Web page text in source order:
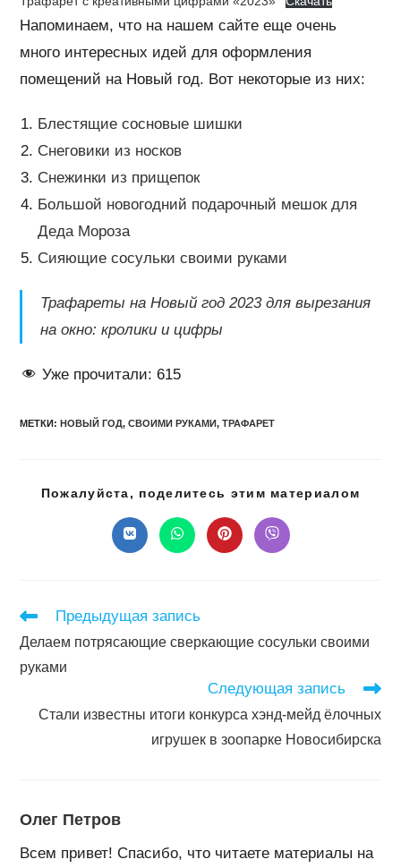
Напоминаем, что на нашем сайте еще очень
много интересных идей для оформления
помещений на Новый год. Вот некоторые из них:
Блестящие сосновые шишки
Снеговики из носков
Снежинки из прищепок
Большой новогодний подарочный мешок для
Деда Мороза
Сияющие сосульки своими руками
Трафареты на Новый год 2023 для вырезания
на окно: кролики и цифры
Уже прочитали: 615
МЕТКИ:НОВЫЙ ГОД, СВОИМИ РУКАМИ, ТРАФАРЕТ
Пожалуйста, поделитесь этим материалом
Открывается
в
Открывается
в
Открывается
в
Открывается
в
Читать
статьи
Предыдущая запись
Делаем потрясающие сверкающие сосульки своими
руками
Следующая запись
Стали известны итоги конкурса хэнд-мейд ёлочных
игрушек в зоопарке Новосибирска
Олег Петров
Всем привет! Спасибо, что читаете материалы на